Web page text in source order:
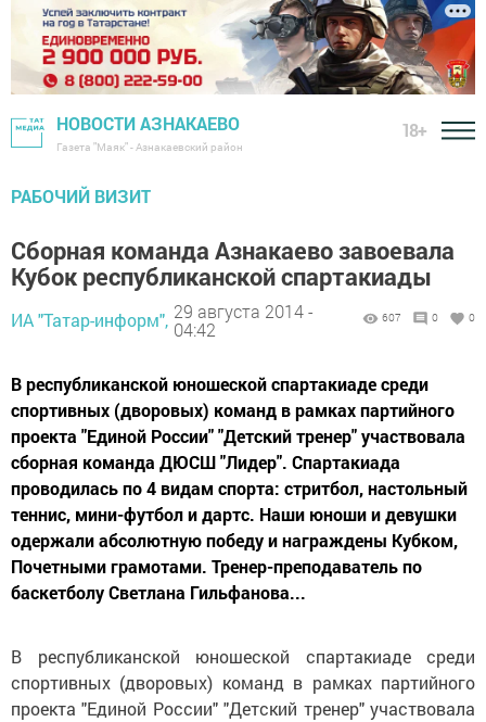
НОВОСТИ АЗНАКАЕВО
Газета "Маяк" - Азнакаевский район
18+
РАБОЧИЙ ВИЗИТ
Cборная команда Азнакаево завоевала
Кубок республиканской спартакиады
ИА "Татар-информ", 29 августа 2014 -
04:42
607 0 0
В республиканской юношеской спартакиаде среди
спортивных (дворовых) команд в рамках партийного
проекта "Единой России" "Детский тренер" участвовала
сборная команда ДЮСШ "Лидер". Спартакиада
проводилась по 4 видам спорта: стритбол, настольный
теннис, мини-футбол и дартс. Наши юноши и девушки
одержали абсолютную победу и награждены Кубком,
Почетными грамотами. Тренер-преподаватель по
баскетболу Светлана Гильфанова...
В республиканской юношеской спартакиаде среди
спортивных (дворовых) команд в рамках партийного
проекта "Единой России" "Детский тренер" участвовала